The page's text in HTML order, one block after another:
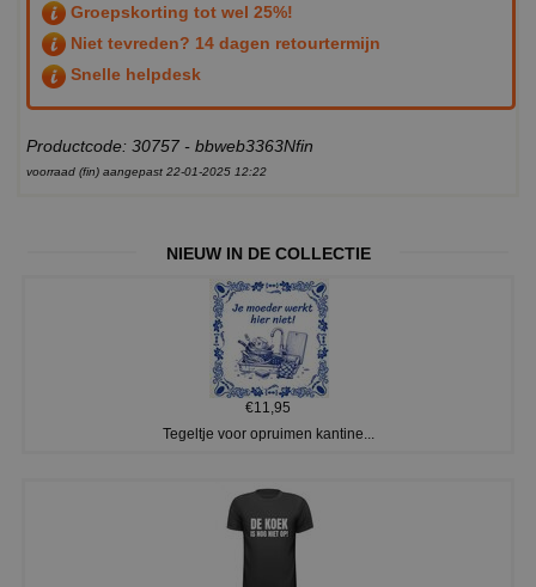
Groepskorting tot wel 25%!
Niet tevreden? 14 dagen retourtermijn
Snelle helpdesk
Productcode: 30757 - bbweb3363Nfin
voorraad (fin) aangepast 22-01-2025 12:22
NIEUW IN DE COLLECTIE
€11,95
Tegeltje voor opruimen kantine...